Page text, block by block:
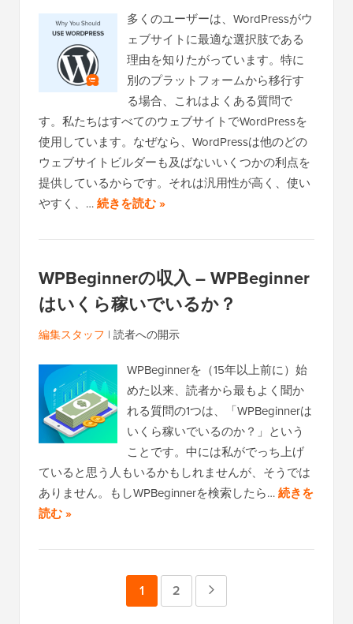
多くのユーザーは、WordPressがウ
ェブサイトに最適な選択肢である
理由を知りたがっています。特に
別のプラットフォームから移行す
る場合、これはよくある質問で
す。私たちはすべてのウェブサイトでWordPressを
使用しています。なぜなら、WordPressは他のどの
ウェブサイトビルダーも及ばないいくつかの利点を
提供しているからです。それは汎用性が高く、使い
やすく、…続きを読む »
WPBeginnerの収入 – WPBeginner
はいくら稼いでいるか？
編集スタッフ | 読者への開示
WPBeginnerを（15年以上前に）始
めた以来、読者から最もよく聞か
れる質問の1つは、「WPBeginnerは
いくら稼いでいるのか？」という
ことです。中には私がでっち上げ
ていると思う人もいるかもしれませんが、そうでは
ありません。もしWPBeginnerを検索したら…続きを
読む »
ペ
1
ペ
2